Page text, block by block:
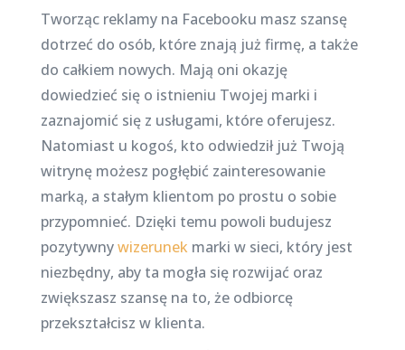
Tworząc reklamy na Facebooku masz szansę
dotrzeć do osób, które znają już firmę, a także
do całkiem nowych. Mają oni okazję
dowiedzieć się o istnieniu Twojej marki i
zaznajomić się z usługami, które oferujesz.
Natomiast u kogoś, kto odwiedził już Twoją
witrynę możesz pogłębić zainteresowanie
marką, a stałym klientom po prostu o sobie
przypomnieć. Dzięki temu powoli budujesz
pozytywnywizerunekmarki w sieci, który jest
niezbędny, aby ta mogła się rozwijać oraz
zwiększasz szansę na to, że odbiorcę
przekształcisz w klienta.